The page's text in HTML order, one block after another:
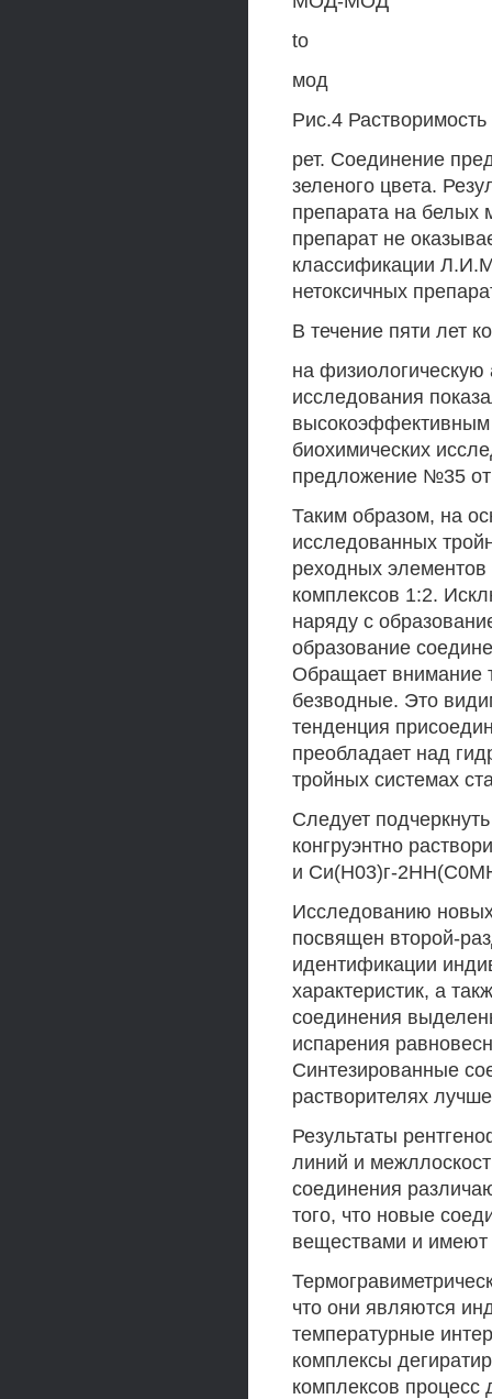
to
мод
Рис.4
рет. Соединение
зеленого цвета.
препарата на белых
препарат не
классификации
нетоксичных
В течение пяти лет
на физиологическую
исследования
биохимических
предложение №35 от
Таким образом, на
исследованных
реходных элементов
комплексов 1:2.
наряду с
образование
Обращает внимание
безводные. Это
тенденция
преобладает над
тройных системах
Следует
конгруэнтно
и Си(Н03)г-
Исследованию
посвящен второй-
идентификации
характеристик, а
соединения
испарения
Синтезированные
растворителях
Результаты
линий и
соединения
того, что новые
веществами и имеют
что они являются
температурные
комплексы
комплексов процесс